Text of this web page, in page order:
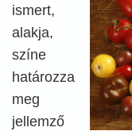
ismert,
alakja,
színe
határozza
meg
jellemző